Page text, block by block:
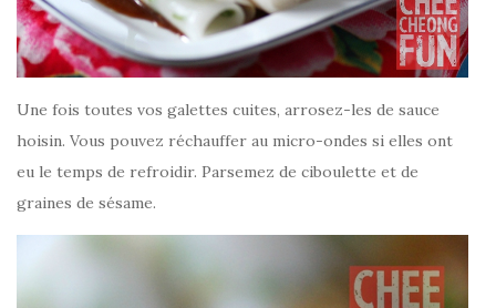
Une fois toutes vos galettes cuites, arrosez-les de sauce
hoisin. Vous pouvez réchauffer au micro-ondes si elles ont
eu le temps de refroidir. Parsemez de ciboulette et de
graines de sésame.